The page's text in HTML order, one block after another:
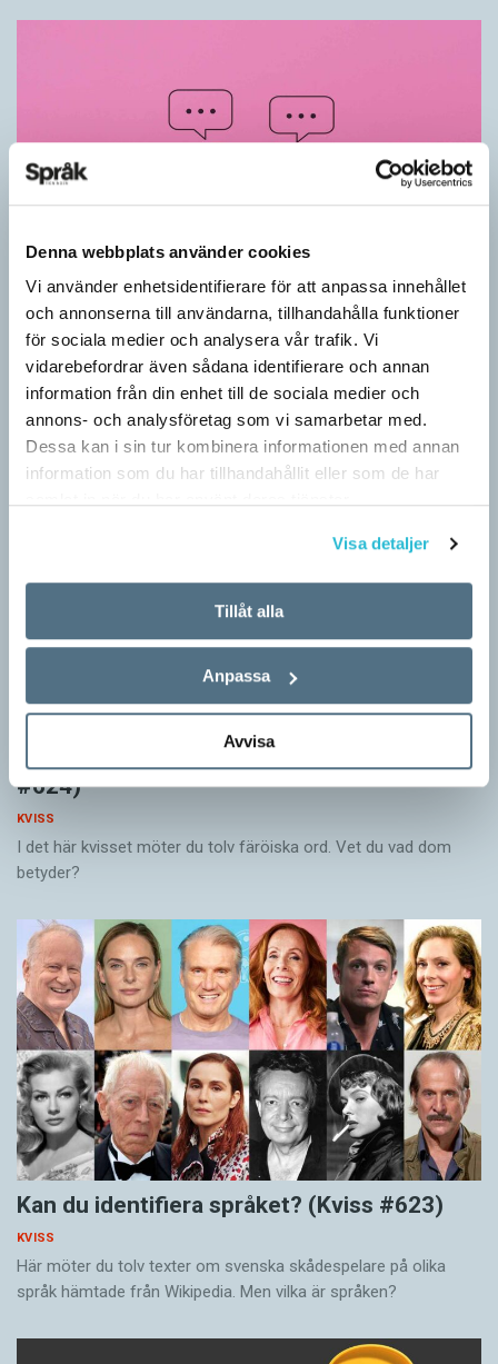
Denna webbplats använder cookies
Vi använder enhetsidentifierare för att anpassa innehållet
och annonserna till användarna, tillhandahålla funktioner
för sociala medier och analysera vår trafik. Vi
vidarebefordrar även sådana identifierare och annan
information från din enhet till de sociala medier och
annons- och analysföretag som vi samarbetar med.
Dessa kan i sin tur kombinera informationen med annan
information som du har tillhandahållit eller som de har
Visa detaljer
Tillåt alla
Anpassa
Avvisa
Känner du till orden från SAOL? (Kviss
#625)
KVISS
Vet du vad dom här tolv svenska orden betyder? Dom rätta
svaren kommer från Svenska Akademiens ordlista.
Vet du vad färöiska orden betyder? (Kviss
#624)
KVISS
I det här kvisset möter du tolv färöiska ord. Vet du vad dom
betyder?
Kan du identifiera språket? (Kviss #623)
KVISS
Här möter du tolv texter om svenska skådespelare på olika
språk hämtade från Wikipedia. Men vilka är språken?